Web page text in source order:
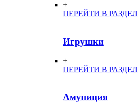
+
ПЕРЕЙТИ В РАЗДЕЛ
Игрушки
+
ПЕРЕЙТИ В РАЗДЕЛ
Амуниция